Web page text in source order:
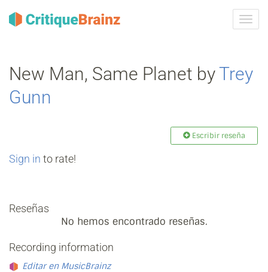
la
New Man, Same Planet byTrey
Gunn
Escribir reseña
Sign in to rate!
Reseñas
No hemos encontrado reseñas.
Recording information
Editar en MusicBrainz